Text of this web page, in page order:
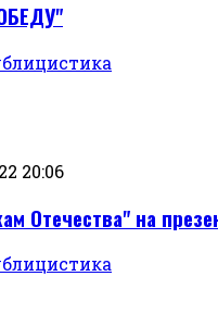
20:06
Отечества" на